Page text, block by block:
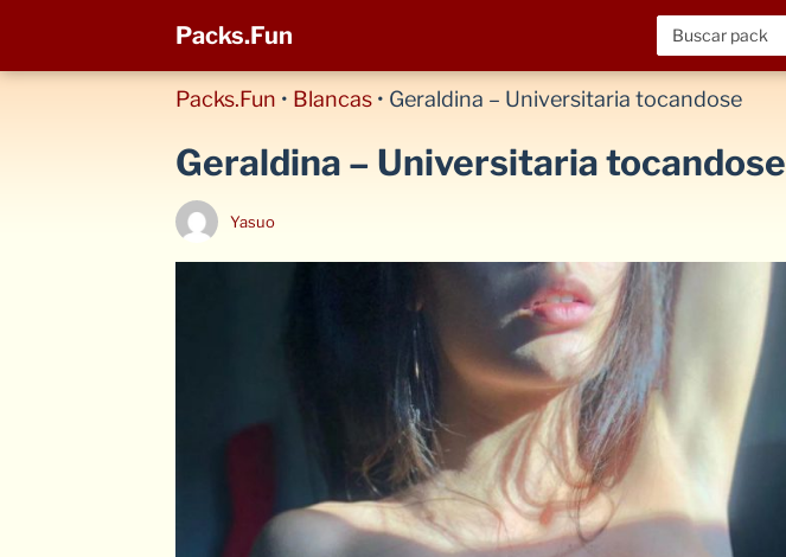
Packs.Fun
Packs.Fun • Blancas • Geraldina – Universitaria tocandose
Geraldina – Universitaria tocandose
Yasuo